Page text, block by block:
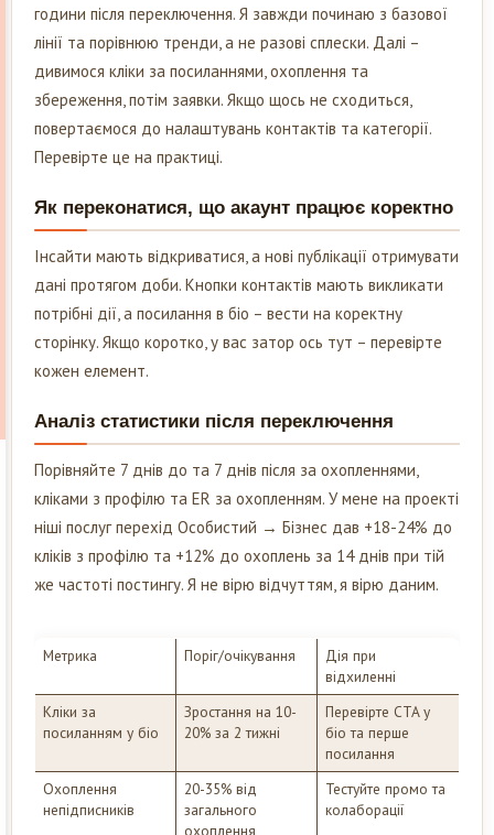
години після переключення. Я завжди починаю з базової
лінії та порівнюю тренди, а не разові сплески. Далі –
дивимося кліки за посиланнями, охоплення та
збереження, потім заявки. Якщо щось не сходиться,
повертаємося до налаштувань контактів та категорії.
Перевірте це на практиці.
Як переконатися, що акаунт працює коректно
Інсайти мають відкриватися, а нові публікації отримувати
дані протягом доби. Кнопки контактів мають викликати
потрібні дії, а посилання в біо – вести на коректну
сторінку. Якщо коротко, у вас затор ось тут – перевірте
кожен елемент.
Аналіз статистики після переключення
Порівняйте 7 днів до та 7 днів після за охопленнями,
кліками з профілю та ER за охопленням. У мене на проекті
ніші послуг перехід Особистий → Бізнес дав +18-24% до
кліків з профілю та +12% до охоплень за 14 днів при тій
же частоті постингу. Я не вірю відчуттям, я вірю даним.
Метрика Поріг/очікування
Дія при
відхиленні
Кліки за
посиланням у біо
Зростання на 10-
20% за 2 тижні
Перевірте CTA у
біо та перше
посилання
Охоплення
непідписників
20-35% від
загального
охоплення
Тестуйте промо та
колаборації